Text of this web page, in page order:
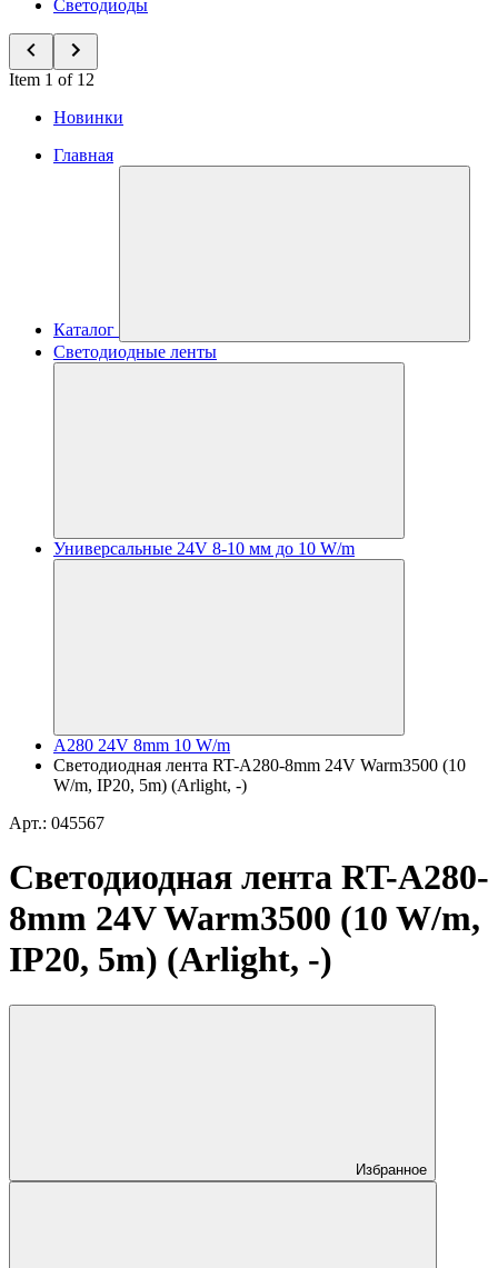
Светодиоды
Item 1 of 12
Новинки
Главная
Каталог
Светодиодные ленты
Универсальные 24V 8-10 мм до 10 W/m
A280 24V 8mm 10 W/m
Светодиодная лента RT-A280-8mm 24V Warm3500 (10
W/m, IP20, 5m) (Arlight, -)
Арт.: 045567
Светодиодная лента RT-A280-
8mm 24V Warm3500 (10 W/m,
IP20, 5m) (Arlight, -)
Избранное